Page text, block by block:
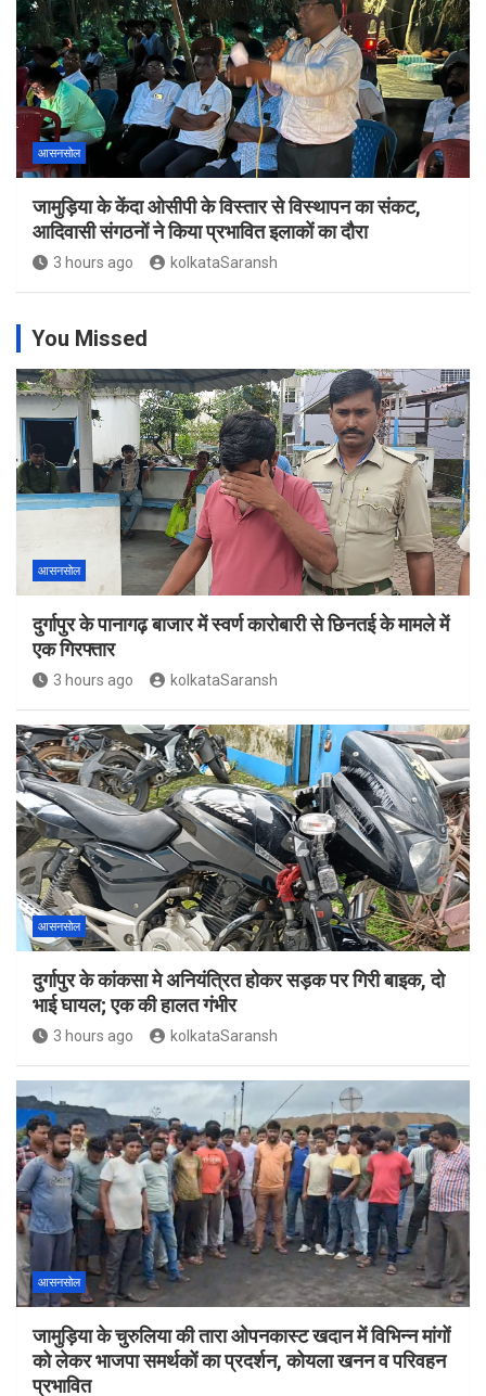
आसनसोल
जामुड़िया के केंदा ओसीपी के विस्तार से विस्थापन का संकट,
आदिवासी संगठनों ने किया प्रभावित इलाकों का दौरा
3 hours ago kolkataSaransh
You Missed
आसनसोल
दुर्गापुर के पानागढ़ बाजार में स्वर्ण कारोबारी से छिनतई के मामले में
एक गिरफ्तार
3 hours ago kolkataSaransh
आसनसोल
दुर्गापुर के कांकसा मे अनियंत्रित होकर सड़क पर गिरी बाइक, दो
भाई घायल; एक की हालत गंभीर
3 hours ago kolkataSaransh
आसनसोल
जामुड़िया के चुरुलिया की तारा ओपनकास्ट खदान में विभिन्न मांगों
को लेकर भाजपा समर्थकों का प्रदर्शन, कोयला खनन व परिवहन
प्रभावित